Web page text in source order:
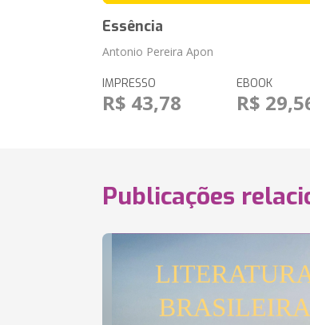
Essência
Antonio Pereira Apon
IMPRESSO
R$ 43,78
EBOOK
R$
Publicações